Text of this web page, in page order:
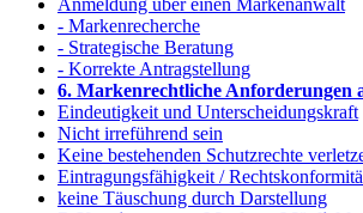
Anmeldung über einen Markenanwalt
- Markenrecherche
- Strategische Beratung
- Korrekte Antragstellung
6. Markenrechtliche Anforderungen
Eindeutigkeit und Unterscheidungskraft
Nicht irreführend sein
Keine bestehenden Schutzrechte
Eintragungsfähigkeit /
keine Täuschung durch Darstellung